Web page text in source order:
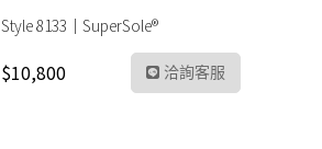
Style 8133｜SuperSole®
$10,800 洽詢客服